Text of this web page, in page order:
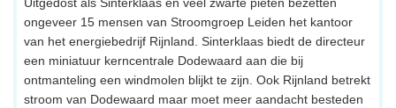
Uitgedost als Sinterklaas en veel zwarte pieten bezetten
ongeveer 15 mensen van Stroomgroep Leiden het kantoor
van het energiebedrijf Rijnland. Sinterklaas biedt de directeur
een miniatuur kerncentrale Dodewaard aan die bij
ontmanteling een windmolen blijkt te zijn. Ook Rijnland betrekt
stroom van Dodewaard maar moet meer aandacht besteden